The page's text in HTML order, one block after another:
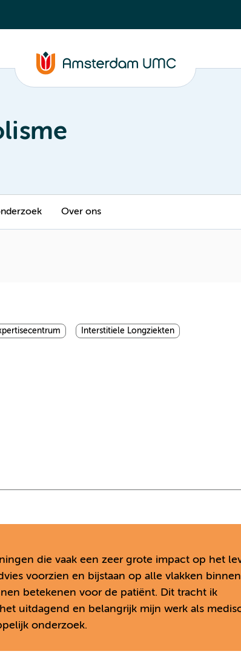
Over ons
Interstitiele Longziekten
die vaak een zeer grote impact op het
voorzien en bijstaan op alle vlakken
betekenen voor de patiënt. Dit tracht ik
uitdagend en belangrijk mijn werk als
onderzoek.